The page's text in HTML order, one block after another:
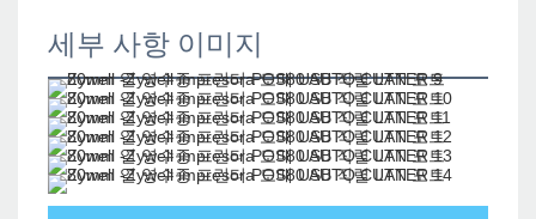
세부 사항 이미지